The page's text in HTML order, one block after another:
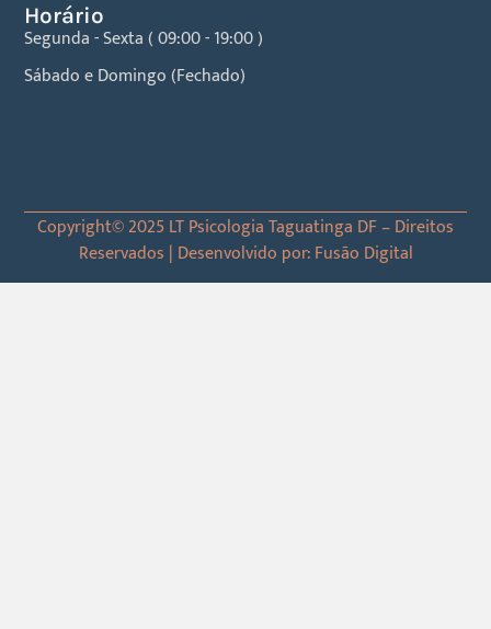
Horário
Segunda - Sexta ( 09:00 - 19:00 )
Sábado e Domingo (Fechado)
Copyright© 2025 LT Psicologia Taguatinga DF – Direitos
Reservados | Desenvolvido por: Fusão Digital